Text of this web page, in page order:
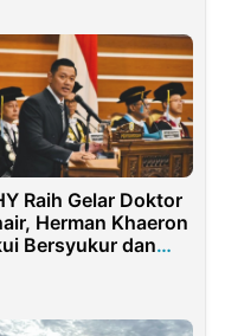
Raih Gelar Doktor
Herman Khaeron
Bersyukur dan